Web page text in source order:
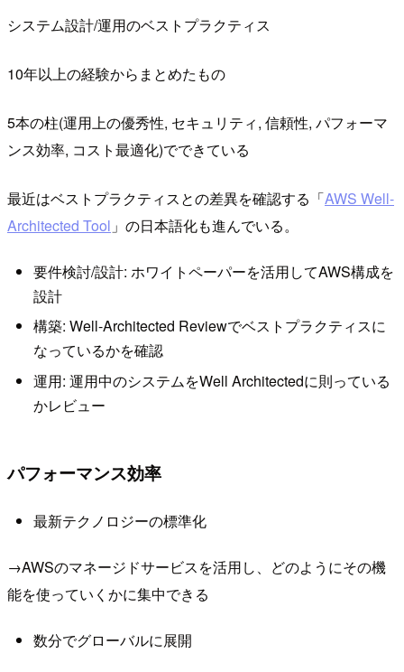
システム設計/運用のベストプラクティス
10年以上の経験からまとめたもの
5本の柱(運用上の優秀性, セキュリティ, 信頼性, パフォーマ
ンス効率, コスト最適化)でできている
最近はベストプラクティスとの差異を確認する「AWS Well-
Architected Tool 」の日本語化も進んでいる。
要件検討/設計: ホワイトペーパーを活用してAWS構成を
設計
構築: Well-Architected Reviewでベストプラクティスに
なっているかを確認
運用: 運用中のシステムをWell Architectedに則っている
かレビュー
パフォーマンス効率
最新テクノロジーの標準化
→AWSのマネージドサービスを活用し、どのようにその機
能を使っていくかに集中できる
数分でグローバルに展開